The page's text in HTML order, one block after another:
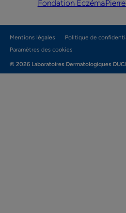
Fondation Eczéma
Mentions légales
Politique de
Paramètres des cookies
© 2026 Laboratoires Dermatologiques